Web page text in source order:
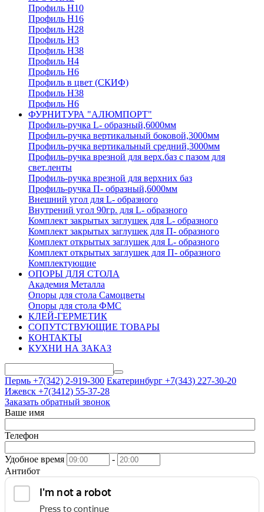
Профиль H10
Профиль H16
Профиль H28
Профиль H3
Профиль H38
Профиль H4
Профиль H6
Профиль в цвет (СКИФ)
Профиль H38
Профиль H6
ФУРНИТУРА "АЛЮМПОРТ"
Профиль-ручка L- образный,6000мм
Профиль-ручка вертикальный боковой,3000мм
Профиль-ручка вертикальный средний,3000мм
Профиль-ручка врезной для верх.баз с пазом для
свет.ленты
Профиль-ручка врезной для верхних баз
Профиль-ручка П- образный,6000мм
Внешний угол для L- образного
Внутрений угол 90гр. для L- образного
Комплект закрытых заглушек для L- образного
Комплект закрытых заглушек для П- образного
Комплект открытых заглушек для L- образного
Комплект открытых заглушек для П- образного
Комплектующие
ОПОРЫ ДЛЯ СТОЛА
Академия Металла
Опоры для стола Самоцветы
Опоры для стола ФМС
КЛЕЙ-ГЕРМЕТИК
СОПУТСТВУЮЩИЕ ТОВАРЫ
КОНТАКТЫ
КУХНИ НА ЗАКАЗ
Пермь +7(342) 2-919-300 Екатеринбург +7(343) 227-30-20
Ижевск +7(3412) 55-37-28
Заказать обратный звонок
Ваше имя
Телефон
Удобное время
-
Антибот